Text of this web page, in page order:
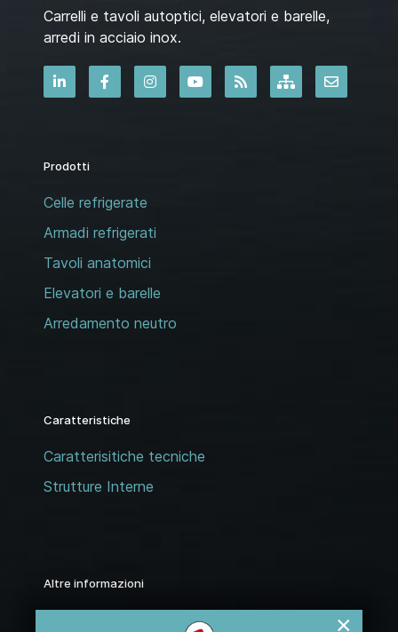
Carrelli e tavoli autoptici, elevatori e barelle,
arredi in acciaio inox.
Prodotti
Celle refrigerate
Armadi refrigerati
Tavoli anatomici
Elevatori e barelle
Arredamento neutro
Caratteristiche
Caratterisitiche tecniche
Strutture Interne
Altre informazioni
×